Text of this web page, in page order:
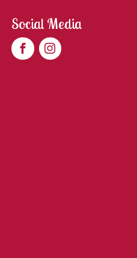
Social Media